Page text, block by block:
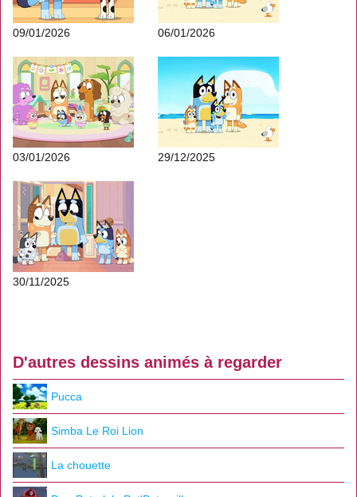
09/01/2026 06/01/2026
03/01/2026 29/12/2025
30/11/2025
D'autres dessins animés à regarder
Pucca
Simba Le Roi Lion
La chouette